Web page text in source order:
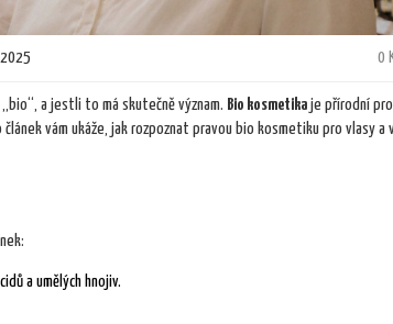
0
a jestli to má skutečně význam. Bio kosmetika je přírodní
článek vám ukáže, jak rozpoznat pravou bio kosmetiku pro vlasy a
a umělých hnojiv.